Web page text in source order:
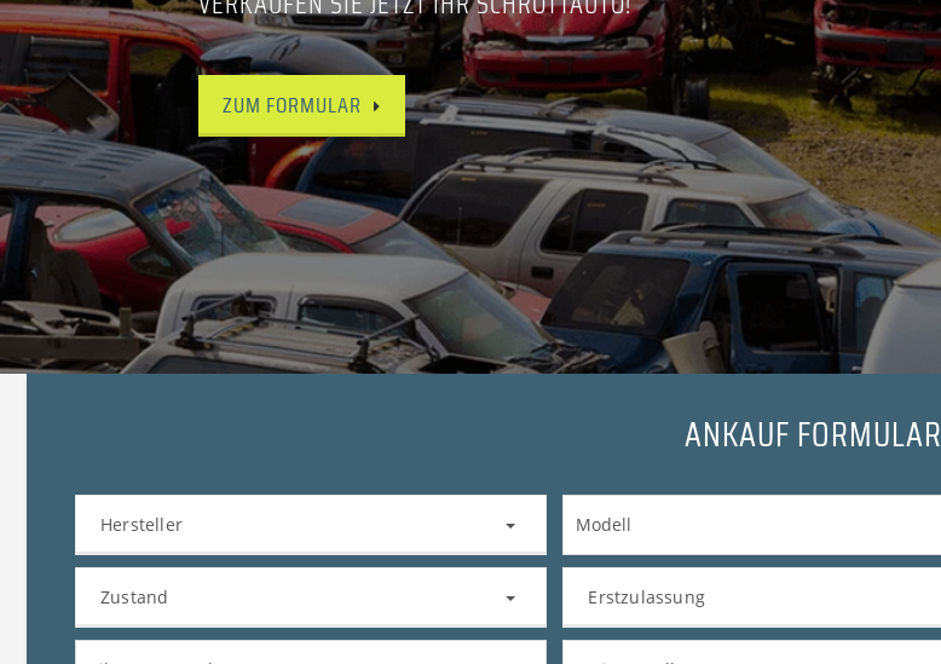
ZUM FORMULAR
ANKAUF FORMULAR
Hersteller
Zustand Erstzulassung